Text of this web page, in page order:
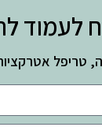
לעמוד
טריפל